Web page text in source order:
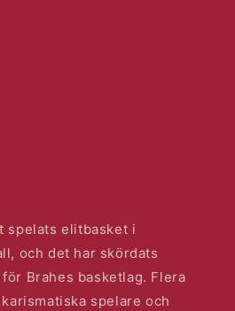
spelats elitbasket i
och det har skördats
Brahes basketlag. Flera
spelare och